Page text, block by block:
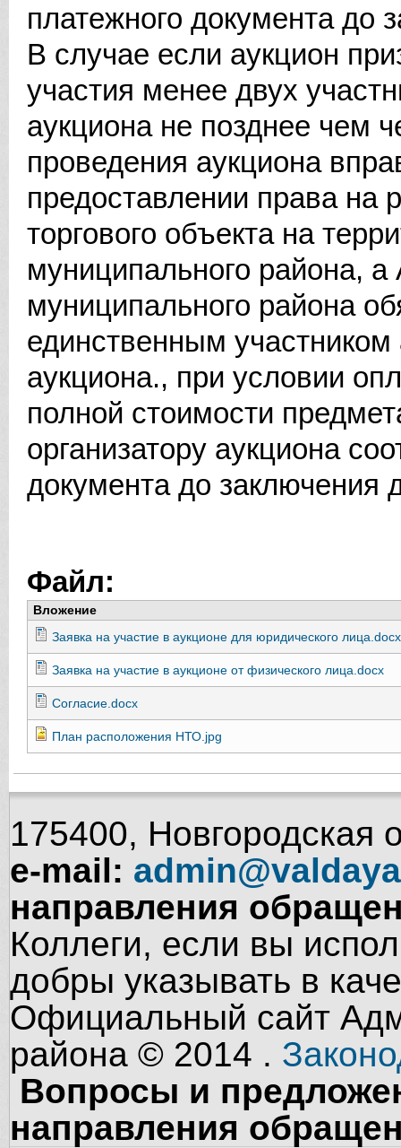
платежного документа до
В случае если аукцион
участия менее двух
аукциона не позднее чем
проведения аукциона
предоставлении права на
торгового объекта на
муниципального района,
муниципального района
единственным
аукциона., при условии
полной стоимости
организатору аукциона
документа до заключения
Файл:
Вложение
Заявка на участие в аукционе для юридического лица.docx
Заявка на участие в аукционе от физического лица.docx
Согласие.docx
План расположения НТО.jpg
175400, Новгородская
e-mail:
направления
Коллеги, если вы
добры указывать в
Официальный сайт
района © 2014 .
Вопросы и
направления